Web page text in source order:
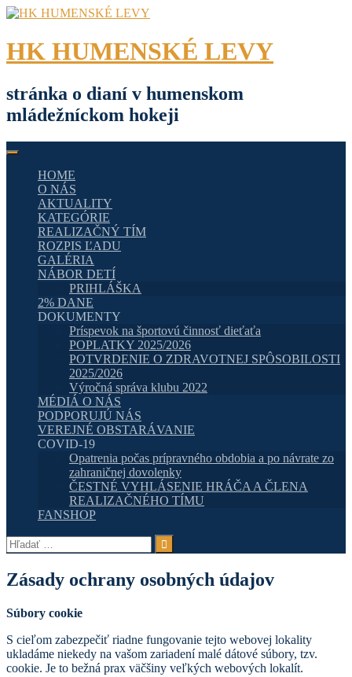
Skip
content
HK HUMENSKÉ LEVY
stránka o dianí v humenskom
mládežníckom hokeji
HOME
O NÁS
AKTUALITY
KATEGÓRIE
REALIZAČNÝ TÍM
ROZPIS ĽADU
GALÉRIA
NÁBOR DETÍ
PRIHLÁŠKA
2% DANE
DOKUMENTY
Príspevok na športovú činnosť dieťaťa
POPLATKY 2025/2026
POTVRDENIE O ZDRAVOTNEJ SPÔSOBILOSTI
2025/2026
Výročná správa klubu 2022
MÉDIÁ O NÁS
PODPORUJÚ NÁS
VEREJNÉ OBSTARÁVANIE
COVID-19
Opatrenia počas prípravného obdobia a po návrate zo
zahraničnej dovolenky
ČESTNÉ VYHLÁSENIE HRÁČA A ČLENA
REALIZAČNÉHO TÍMU
FANSHOP
Hľadať:
Zásady ochrany osobných údajov
Súbory cookie
S cieľom zabezpečiť riadne fungovanie tejto webovej lokality
ukladáme niekedy na vašom zariadení malé dátové súbory, tzv.
cookie. Je to bežná prax väčšiny veľkých webových lokalít.